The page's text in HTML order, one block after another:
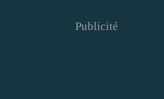
Publicité